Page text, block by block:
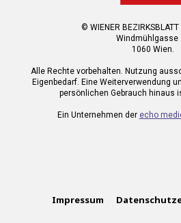
© WIENER
Windmühlgasse
1060 Wien.
Alle Rechte vorbehalten. Nutzung
Eigenbedarf. Eine Weiterverwendung
persönlichen Gebrauch hinaus
Ein Unternehmen der echo
Impressum